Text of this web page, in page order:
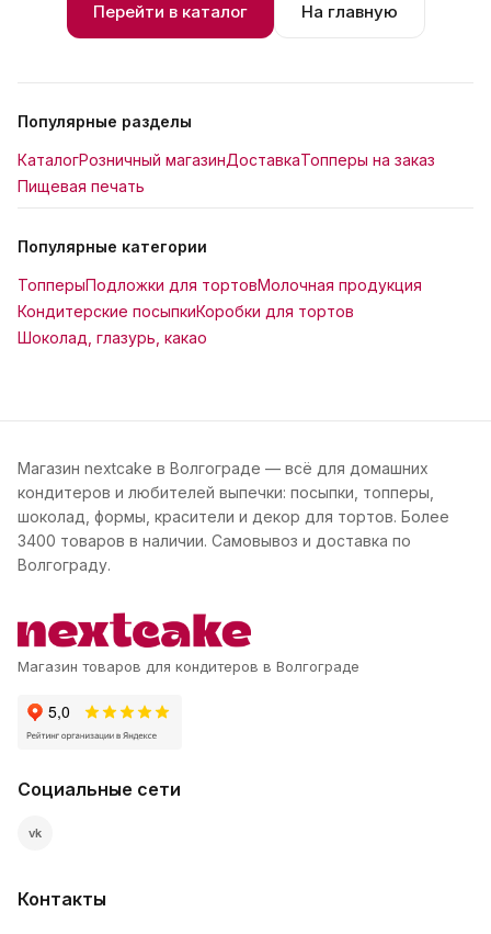
Перейти в каталог На главную
Популярные разделы
КаталогРозничный магазинДоставкаТопперы на заказ
Пищевая печать
Популярные категории
ТопперыПодложки для тортовМолочная продукция
Кондитерские посыпкиКоробки для тортов
Шоколад, глазурь, какао
Магазин nextcake в Волгограде — всё для домашних
кондитеров и любителей выпечки: посыпки, топперы,
шоколад, формы, красители и декор для тортов. Более
3400 товаров в наличии. Самовывоз и доставка по
Волгограду.
Магазин товаров для кондитеров в Волгограде
Социальные сети
vk
Контакты